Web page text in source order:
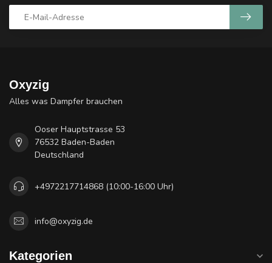
Oxyzig
Alles was Dampfer brauchen
Ooser Hauptstrasse 53
76532 Baden-Baden
Deutschland
+4972217714868 (10:00-16:00 Uhr)
info@oxyzig.de
Kategorien